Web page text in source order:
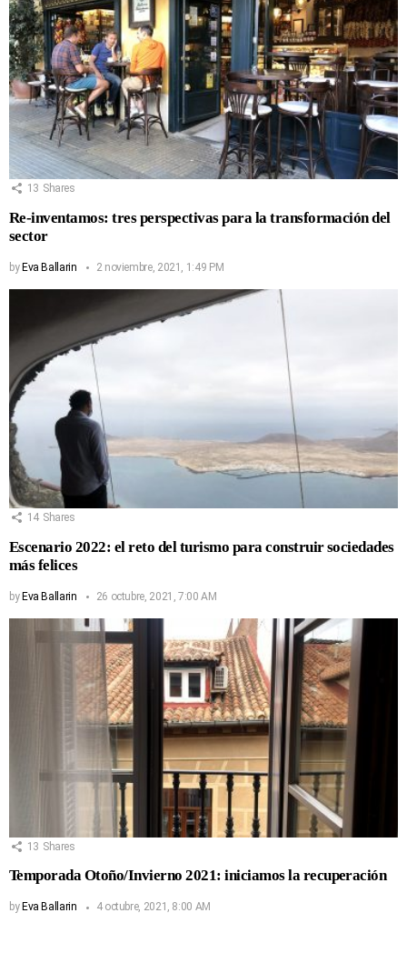
13 Shares
Re-inventamos: tres perspectivas para la transformación del
sector
byEva Ballarin 2 noviembre, 2021, 1:49 PM
14 Shares
Escenario 2022: el reto del turismo para construir sociedades
más felices
byEva Ballarin 26 octubre, 2021, 7:00 AM
13 Shares
Temporada Otoño/Invierno 2021: iniciamos la recuperación
by Eva Ballarin 4 octubre, 2021, 8:00 AM